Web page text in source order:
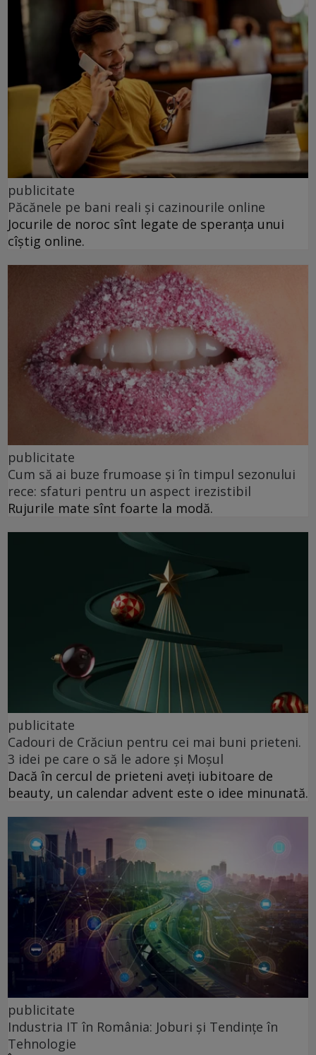
publicitate
Păcănele pe bani reali și cazinourile online
Jocurile de noroc sînt legate de speranța unui
cîștig online.
publicitate
Cum să ai buze frumoase şi în timpul sezonului
rece: sfaturi pentru un aspect irezistibil
Rujurile mate sînt foarte la modă.
publicitate
Cadouri de Crăciun pentru cei mai buni prieteni.
3 idei pe care o să le adore și Moșul
Dacă în cercul de prieteni aveți iubitoare de
beauty, un calendar advent este o idee minunată.
publicitate
Industria IT în România: Joburi și Tendințe în
Tehnologie